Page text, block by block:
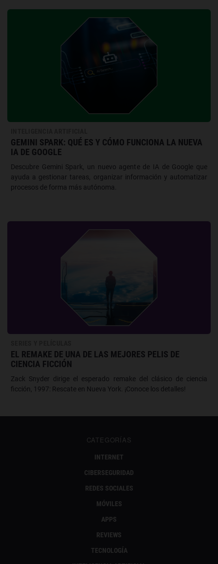
GEMINI SPARK: QUÉ ES Y CÓMO FUNCIONA LA NUEVA
IA DE GOOGLE
Descubre Gemini Spark, un nuevo agente de IA de Google que
ayuda a gestionar tareas, organizar información y automatizar
procesos de forma más autónoma.
EL REMAKE DE UNA DE LAS MEJORES PELIS DE
CIENCIA FICCIÓN
Zack Snyder dirige el esperado remake del clásico de ciencia
ficción, 1997: Rescate en Nueva York. ¡Conoce los detalles!
CATEGORÍAS
INTERNET
CIBERSEGURIDAD
REDES SOCIALES
MÓVILES
APPS
REVIEWS
TECNOLOGÍA